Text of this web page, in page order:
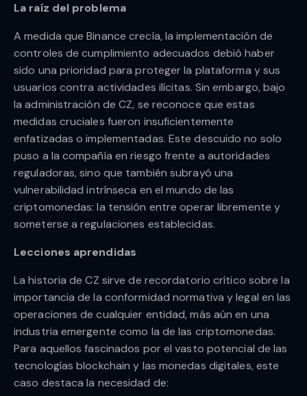
La raíz del problema
A medida que Binance crecía, la implementación de
controles de cumplimiento adecuados debió haber
sido una prioridad para proteger la plataforma y sus
usuarios contra actividades ilícitas. Sin embargo, bajo
la administración de CZ, se reconoce que estas
medidas cruciales fueron insuficientemente
enfatizadas o implementadas. Este descuido no solo
puso a la compañía en riesgo frente a autoridades
reguladoras, sino que también subrayó una
vulnerabilidad intrínseca en el mundo de las
criptomonedas: la tensión entre operar libremente y
someterse a regulaciones establecidas.
Lecciones aprendidas
La historia de CZ sirve de recordatorio crítico sobre la
importancia de la conformidad normativa y legal en las
operaciones de cualquier entidad, más aún en una
industria emergente como la de las criptomonedas.
Para aquellos fascinados por el vasto potencial de las
tecnologías blockchain y las monedas digitales, este
caso destaca la necesidad de: